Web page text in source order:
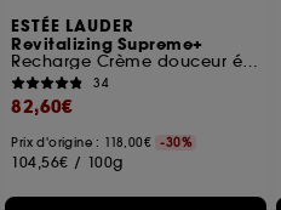
ESTÉE LAUDER
Revitalizing Supreme+
Recharge Crème douceur éclat
34
82,60€
Prix d'origine : 118,00€ -30%
104,56€ / 100g